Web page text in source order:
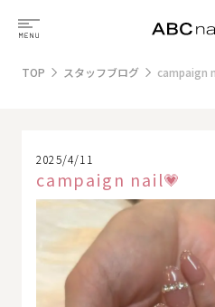
TOP スタッフブログ campaign
2025/4/11
campaign nail💗